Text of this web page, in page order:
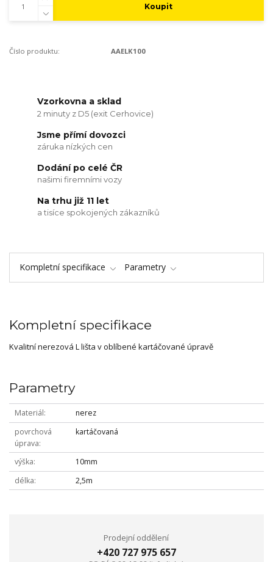
Koupit
Číslo produktu: AAELK100
Vzorkovna a sklad
2 minuty z D5 (exit Cerhovice)
Jsme přímí dovozci
záruka nízkých cen
Dodání po celé ČR
našimi firemními vozy
Na trhu již 11 let
a tisíce spokojených zákazníků
Kompletní specifikace Parametry
Kompletní specifikace
Kvalitní nerezová L lišta v oblíbené kartáčované úpravě
Parametry
Materiál
nerez
povrchová
úprava
kartáčovaná
výška
10mm
délka
2,5m
Prodejní oddělení
+420 727 975 657